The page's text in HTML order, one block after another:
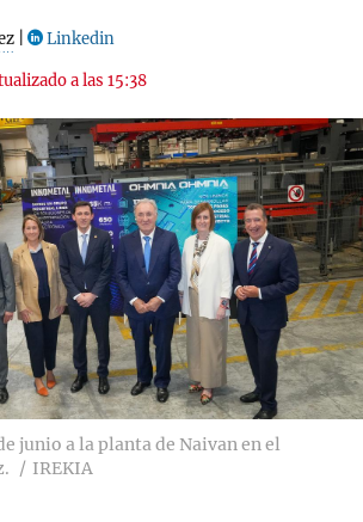
Linkedin
a las 15:38
junio a la planta de Naivan en el
IREKIA